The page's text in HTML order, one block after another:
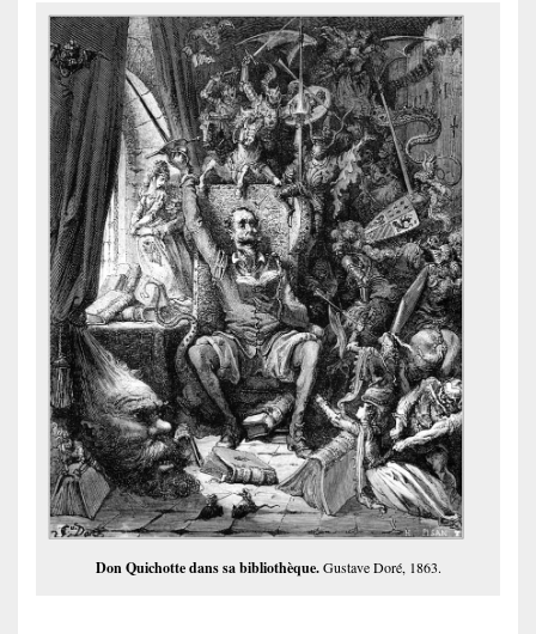
Don Quichotte dans sa bibliothèque.Gustave Doré, 1863.